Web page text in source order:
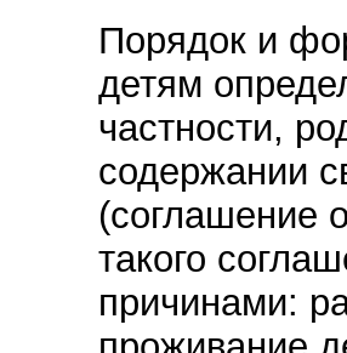
Порядок и
детям
частности,
содержании
(соглашение
такого
причинами: